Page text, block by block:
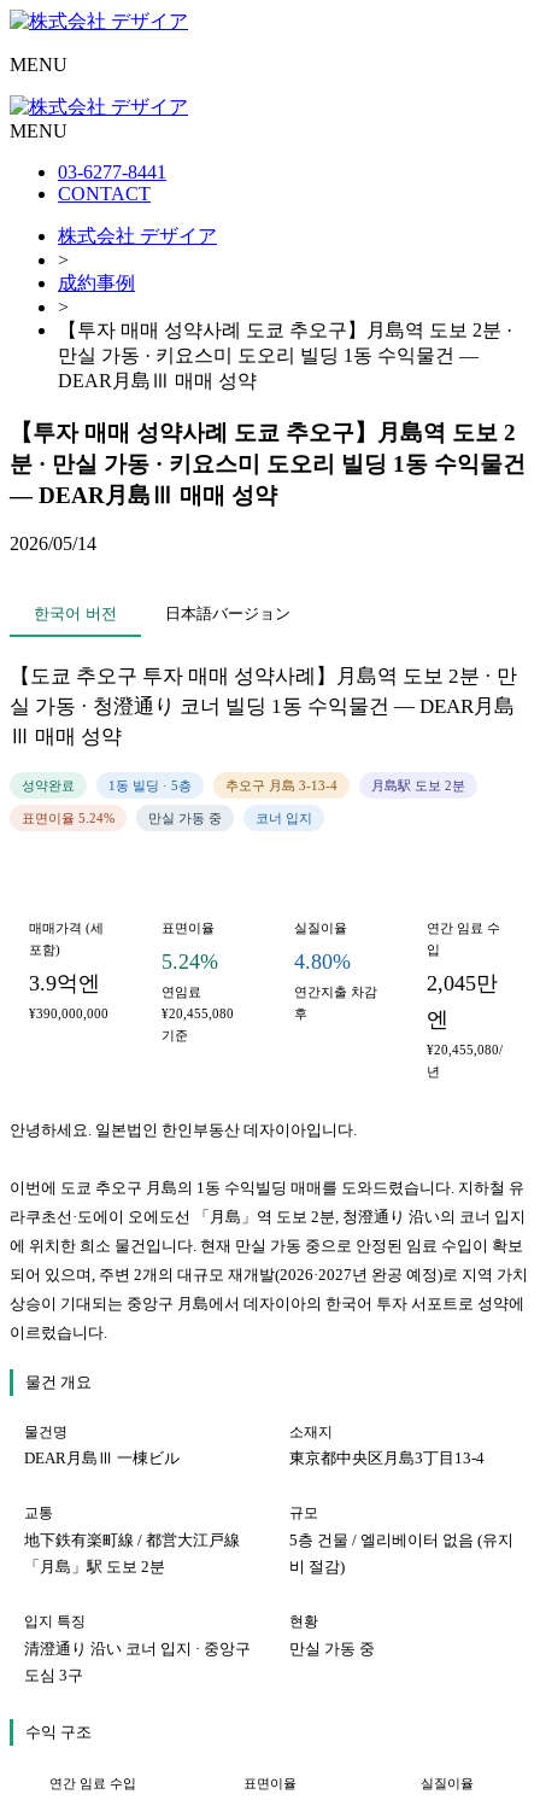
MENU
MENU
03-6277-8441
CONTACT
株式会社 デザイア
>
成約事例
>
【투자 매매 성약사례 도쿄 추오구】月島역 도보 2분 ·
만실 가동 · 키요스미 도오리 빌딩 1동 수익물건 —
DEAR月島Ⅲ 매매 성약
【투자 매매 성약사례 도쿄 추오구】月島역 도보 2
분 · 만실 가동 · 키요스미 도오리 빌딩 1동 수익물건
— DEAR月島Ⅲ 매매 성약
2026/05/14
한국어 버전 日本語バージョン
【도쿄 추오구 투자 매매 성약사례】月島역 도보 2분 · 만
실 가동 · 청澄通り 코너 빌딩 1동 수익물건 — DEAR月島
Ⅲ 매매 성약
성약완료 1동 빌딩 · 5층 추오구 月島 3-13-4 月島駅 도보 2분
표면이율 5.24% 만실 가동 중 코너 입지
매매가격 (세
포함)
3.9억엔
¥390,000,000
표면이율
5.24%
연임료
¥20,455,080
기준
실질이율
4.80%
연간지출 차감
후
연간 임료 수
입
2,045만
엔
¥20,455,080/
년
안녕하세요. 일본법인 한인부동산 데자이아입니다.
이번에 도쿄 추오구 月島의 1동 수익빌딩 매매를 도와드렸습니다. 지하철 유
라쿠초선·도에이 오에도선 「月島」역 도보 2분, 청澄通り 沿い의 코너 입지
에 위치한 희소 물건입니다. 현재 만실 가동 중으로 안정된 임료 수입이 확보
되어 있으며, 주변 2개의 대규모 재개발(2026·2027년 완공 예정)로 지역 가치
상승이 기대되는 중앙구 月島에서 데자이아의 한국어 투자 서포트로 성약에
이르렀습니다.
물건 개요
물건명
DEAR月島Ⅲ 一棟ビル
소재지
東京都中央区月島3丁目13-4
교통
地下鉄有楽町線 / 都営大江戸線
「月島」駅 도보 2분
규모
5층 건물 / 엘리베이터 없음 (유지
비 절감)
입지 특징
清澄通り 沿い 코너 입지 · 중앙구
도심 3구
현황
만실 가동 중
수익 구조
연간 임료 수입 표면이율 실질이율